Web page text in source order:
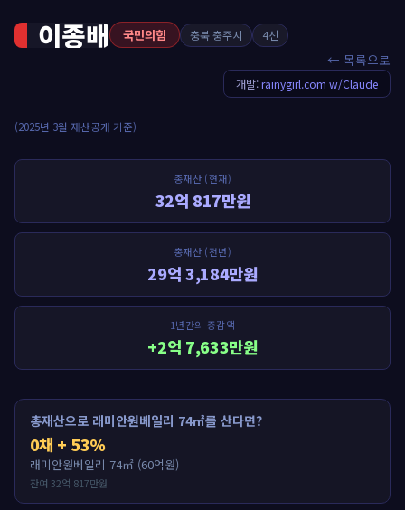
이종배 국민의힘 충북 충주시 4선
← 목록으로
개발:rainygirl.com w/Claude
(2025년 3월 재산공개 기준)
총재산 (현재)
32억 817만원
총재산 (전년)
29억 3,184만원
1년간의 증감액
+2억 7,633만원
총재산으로 래미안원베일리 74㎡를 산다면?
0채 + 53%
래미안원베일리 74㎡ (60억원)
잔여 32억 817만원